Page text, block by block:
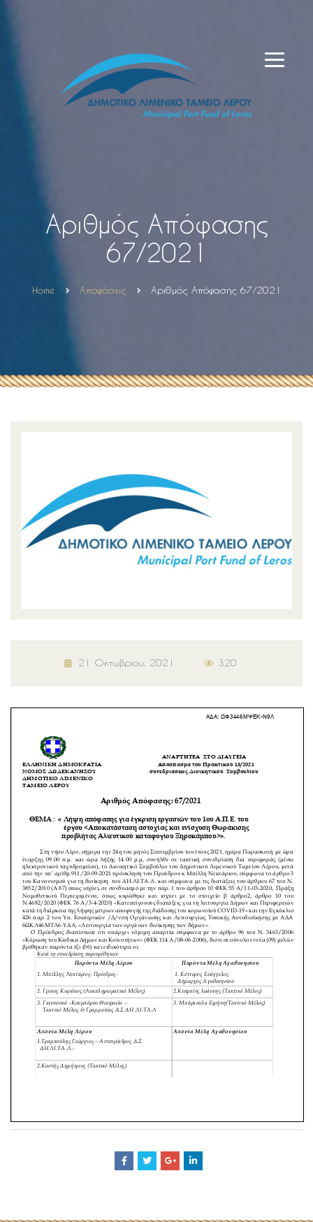
Αριθμός Απόφασης
67/2021
Home Αποφάσεις Αριθμός Απόφασης 67/2021
21 Οκτωβρίου, 2021 320